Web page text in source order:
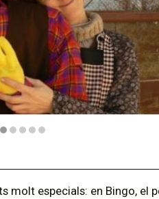
molt especials: en Bingo, el